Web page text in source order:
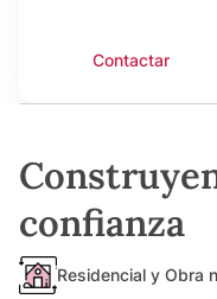
Contactar
confianza
Residencial y Obra